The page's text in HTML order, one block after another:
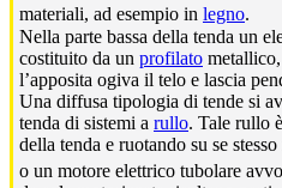
materiali, ad esempio in legno.
Nella parte bassa della tenda un
costituito da un profilato
l’apposita ogiva il telo e lascia
Una diffusa tipologia di tende si
tenda di sistemi a rullo. Tale rullo
della tenda e ruotando su se
o un motore elettrico tubolare